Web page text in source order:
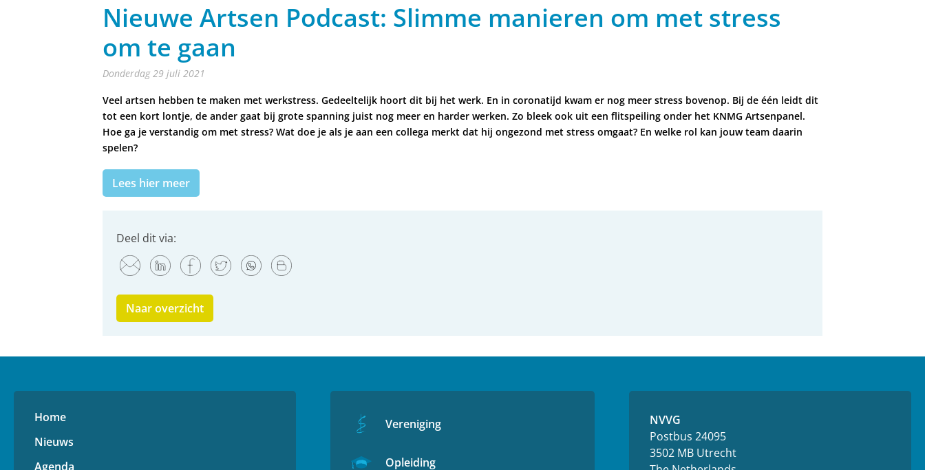
Nieuwe Artsen Podcast: Slimme manieren om met stress
om te gaan
donderdag 29 juli 2021
Veel artsen hebben te maken met werkstress. Gedeeltelijk hoort dit bij het werk. En in coronatijd kwam er nog meer stress bovenop. Bij de één leidt dit
tot een kort lontje, de ander gaat bij grote spanning juist nog meer en harder werken. Zo bleek ook uit een flitspeiling onder het KNMG Artsenpanel.
Hoe ga je verstandig om met stress? Wat doe je als je aan een collega merkt dat hij ongezond met stress omgaat? En welke rol kan jouw team daarin
spelen?
Lees hier meer
Deel dit via:
Naar overzicht
Home
Nieuws
Agenda
Vereniging
Opleiding
NVVG
Postbus 24095
3502 MB Utrecht